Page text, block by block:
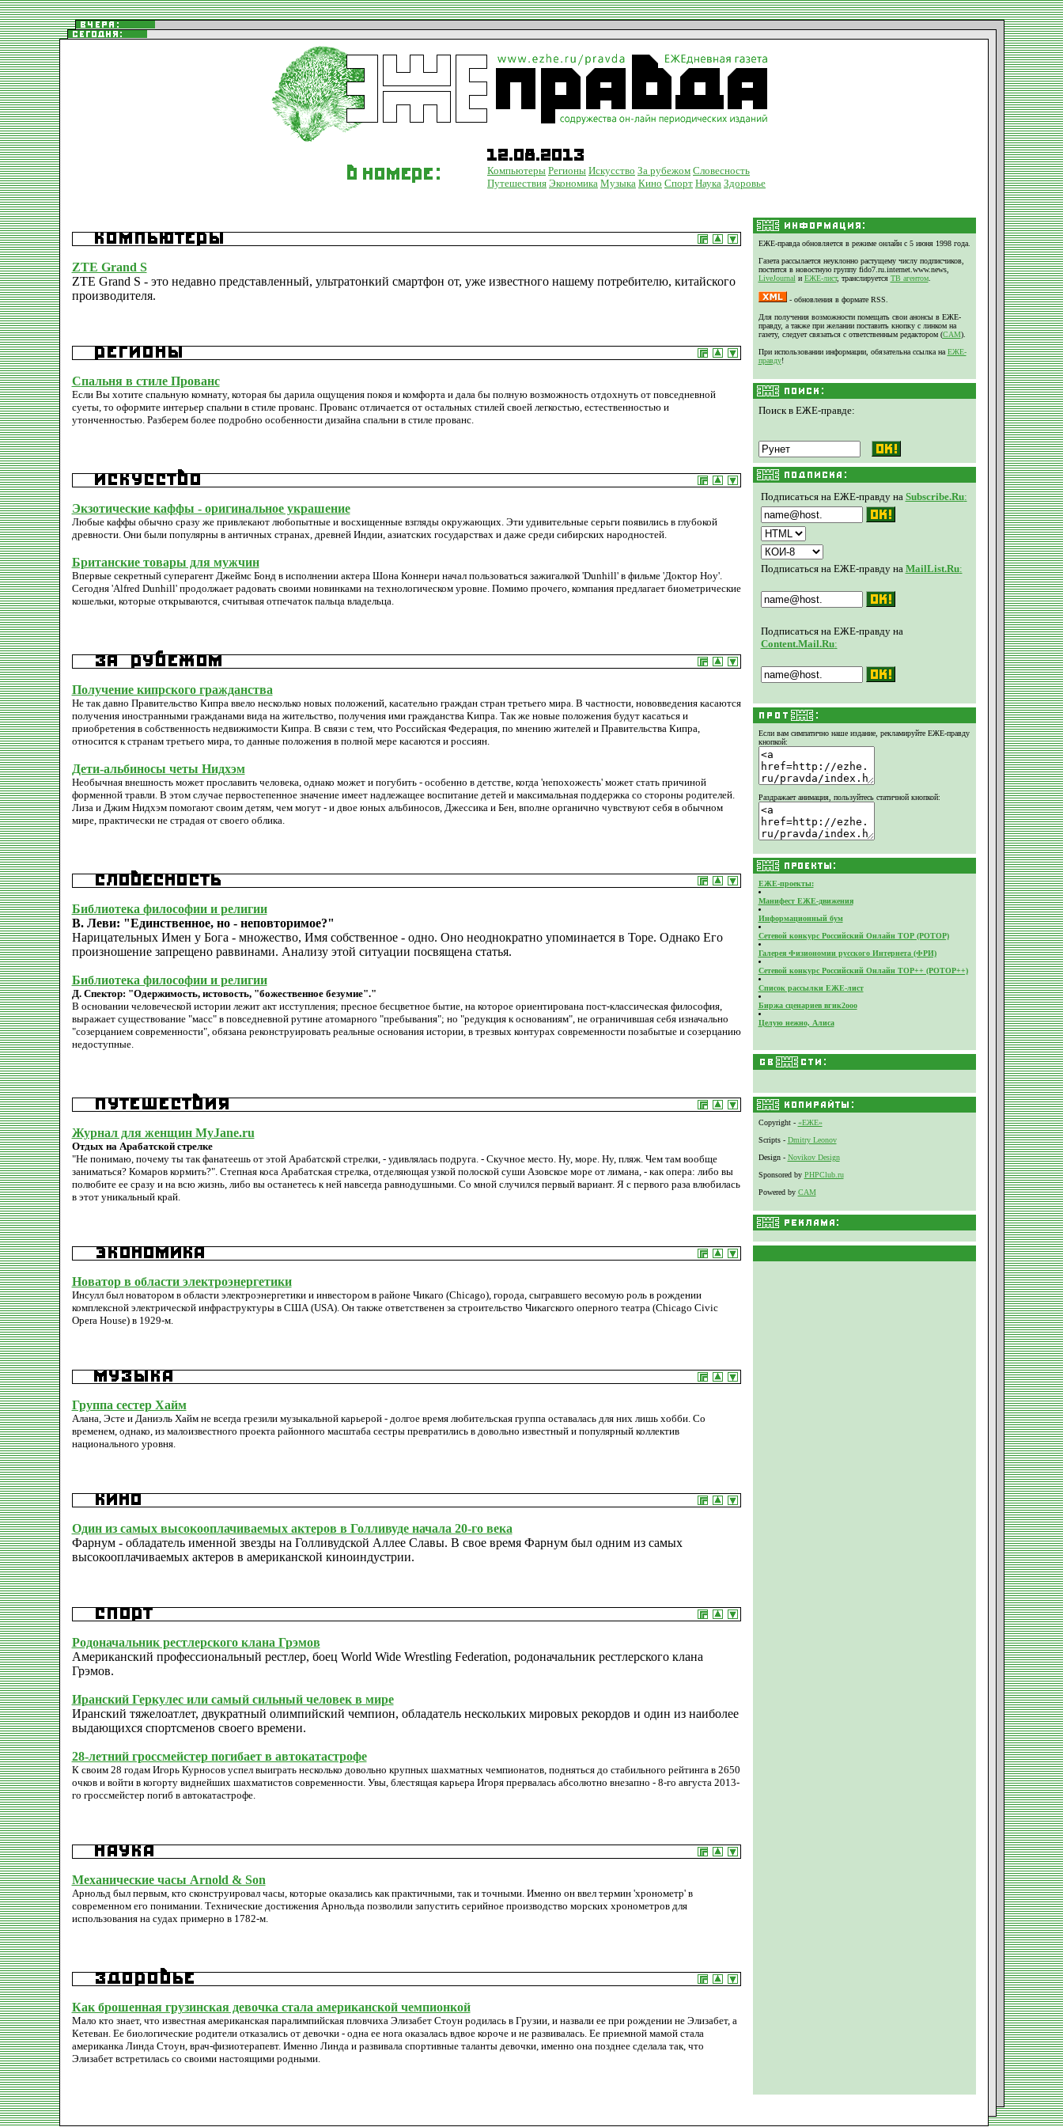
Компьютеры Регионы Искусство За рубежом Словесность
Путешествия Экономика Музыка Кино Спорт Наука Здоровье
ZTE Grand S
ZTE Grand S - это недавно представленный, ультратонкий смартфон от, уже известного нашему потребителю, китайского
производителя.
Спальня в стиле Прованс
Если Вы хотите спальную комнату, которая бы дарила ощущения покоя и комфорта и дала бы полную возможность отдохнуть от повседневной
суеты, то оформите интерьер спальни в стиле прованс. Прованс отличается от остальных стилей своей легкостью, естественностью и
утонченностью. Разберем более подробно особенности дизайна спальни в стиле прованс.
Экзотические каффы - оригинальное украшение
Любые каффы обычно сразу же привлекают любопытные и восхищенные взгляды окружающих. Эти удивительные серьги появились в глубокой
древности. Они были популярны в античных странах, древней Индии, азиатских государствах и даже среди сибирских народностей.
Британские товары для мужчин
Впервые секретный суперагент Джеймс Бонд в исполнении актера Шона Коннери начал пользоваться зажигалкой 'Dunhill' в фильме 'Доктор Ноу'.
Сегодня 'Alfred Dunhill' продолжает радовать своими новинками на технологическом уровне. Помимо прочего, компания предлагает биометрические
кошельки, которые открываются, считывая отпечаток пальца владельца.
Получение кипрского гражданства
Не так давно Правительство Кипра ввело несколько новых положений, касательно граждан стран третьего мира. В частности, нововведения касаются
получения иностранными гражданами вида на жительство, получения ими гражданства Кипра. Так же новые положения будут касаться и
приобретения в собственность недвижимости Кипра. В связи с тем, что Российская Федерация, по мнению жителей и Правительства Кипра,
относится к странам третьего мира, то данные положения в полной мере касаются и россиян.
Дети-альбиносы четы Нидхэм
Необычная внешность может прославить человека, однако может и погубить - особенно в детстве, когда 'непохожесть' может стать причиной
форменной травли. В этом случае первостепенное значение имеет надлежащее воспитание детей и максимальная поддержка со стороны родителей.
Лиза и Джим Нидхэм помогают своим детям, чем могут - и двое юных альбиносов, Джессика и Бен, вполне органично чувствуют себя в обычном
мире, практически не страдая от своего облика.
Библиотека философии и религии
В. Леви: "Единственное, но - неповторимое?"
Нарицательных Имен у Бога - множество, Имя собственное - одно. Оно неоднократно упоминается в Торе. Однако Его
произношение запрещено раввинами. Анализу этой ситуации посвящена статья.
Библиотека философии и религии
Д. Спектор: "Одержимость, истовость, "божественное безумие"."
В основании человеческой истории лежит акт исступления; пресное бесцветное бытие, на которое ориентирована пост-классическая философия,
выражает существование "масс" в повседневной рутине атомарного "пребывания"; но "редукция к основаниям", не ограничившая себя изначально
"созерцанием современности", обязана реконструировать реальные основания истории, в трезвых контурах современности позабытые и созерцанию
недоступные.
Журнал для женщин MyJane.ru
Отдых на Арабатской стрелке
"Не понимаю, почему ты так фанатеешь от этой Арабатской стрелки, - удивлялась подруга. - Скучное место. Ну, море. Ну, пляж. Чем там вообще
заниматься? Комаров кормить?". Степная коса Арабатская стрелка, отделяющая узкой полоской суши Азовское море от лимана, - как опера: либо вы
полюбите ее сразу и на всю жизнь, либо вы останетесь к ней навсегда равнодушными. Со мной случился первый вариант. Я с первого раза влюбилась
в этот уникальный край.
Новатор в области электроэнергетики
Инсулл был новатором в области электроэнергетики и инвестором в районе Чикаго (Chicago), города, сыгравшего весомую роль в рождении
комплексной электрической инфраструктуры в США (USA). Он также ответственен за строительство Чикагского оперного театра (Chicago Civic
Opera House) в 1929-м.
Группа сестер Хайм
Алана, Эсте и Даниэль Хайм не всегда грезили музыкальной карьерой - долгое время любительская группа оставалась для них лишь хобби. Со
временем, однако, из малоизвестного проекта районного масштаба сестры превратились в довольно известный и популярный коллектив
национального уровня.
Один из самых высокооплачиваемых актеров в Голливуде начала 20-го века
Фарнум - обладатель именной звезды на Голливудской Аллее Славы. В свое время Фарнум был одним из самых
высокооплачиваемых актеров в американской киноиндустрии.
Родоначальник рестлерского клана Грэмов
Американский профессиональный рестлер, боец World Wide Wrestling Federation, родоначальник рестлерского клана
Грэмов.
Иранский Геркулес или самый сильный человек в мире
Иранский тяжелоатлет, двукратный олимпийский чемпион, обладатель нескольких мировых рекордов и один из наиболее
выдающихся спортсменов своего времени.
28-летний гроссмейстер погибает в автокатастрофе
К своим 28 годам Игорь Курносов успел выиграть несколько довольно крупных шахматных чемпионатов, подняться до стабильного рейтинга в 2650
очков и войти в когорту виднейших шахматистов современности. Увы, блестящая карьера Игоря прервалась абсолютно внезапно - 8-го августа 2013-
го гроссмейстер погиб в автокатастрофе.
Механические часы Arnold & Son
Арнольд был первым, кто сконструировал часы, которые оказались как практичными, так и точными. Именно он ввел термин 'хронометр' в
современном его понимании. Технические достижения Арнольда позволили запустить серийное производство морских хронометров для
использования на судах примерно в 1782-м.
Как брошенная грузинская девочка стала американской чемпионкой
Мало кто знает, что известная американская паралимпийская пловчиха Элизабет Стоун родилась в Грузии, и назвали ее при рождении не Элизабет, а
Кетеван. Ее биологические родители отказались от девочки - одна ее нога оказалась вдвое короче и не развивалась. Ее приемной мамой стала
американка Линда Стоун, врач-физиотерапевт. Именно Линда и развивала спортивные таланты девочки, именно она позднее сделала так, что
Элизабет встретилась со своими настоящими родными.
ЕЖЕ-правда обновляется в режиме онлайн с 5 июня 1998 года.
Газета рассылается неуклонно растущему числу подписчиков,
постится в новостную группу fido7.ru.internet.www.news,
LiveJournal и ЕЖЕ-лист, транслируется ТВ агентом.
- обновления в формате RSS.
Для получения возможности помещать свои анонсы в ЕЖЕ-
правду, а также при желании поставить кнопку с линком на
газету, следует связаться с ответственным редактором (CAM).
При использовании информации, обязательна ссылка на ЕЖЕ-
правду!
Поиск в ЕЖЕ-правде:
Подписаться на ЕЖЕ-правду на Subscribe.Ru:
Подписаться на ЕЖЕ-правду на MailList.Ru:
Подписаться на ЕЖЕ-правду на
Content.Mail.Ru:
Если вам симпатично наше издание, рекламируйте ЕЖЕ-правду
кнопкой:
Раздражает анимация, пользуйтесь статичной кнопкой:
ЕЖЕ-проекты:
Манифест ЕЖЕ-движения
Информационный бум
Сетевой конкурс Российский Онлайн ТОР (РОТОР)
Галерея Физиономии русского Интернета (ФРИ)
Сетевой конкурс Российский Онлайн ТОР++ (РОТОР++)
Список рассылки ЕЖЕ-лист
Биржа сценариев вгик2ооо
Целую нежно, Алиса
Copyright - «ЕЖЕ»
Scripts - Dmitry Leonov
Design - Novikov Design
Sponsored by PHPClub.ru
Powered by CAM